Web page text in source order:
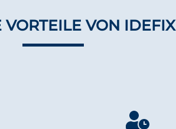
VORTEILE VON IDEFIX